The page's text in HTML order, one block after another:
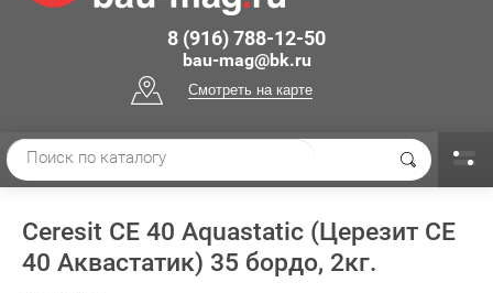
8 (916) 788-12-50
bau-mag@bk.ru
Смотреть на карте
Ceresit СЕ 40 Aquastatic (Церезит СЕ
40 Аквастатик) 35 бордо, 2кг.